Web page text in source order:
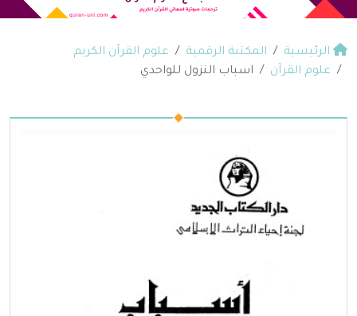
الرئيسية المكتبة الرقمية
علوم القرآن الكريم
علوم القرآن
اسباب النزول للواحدي